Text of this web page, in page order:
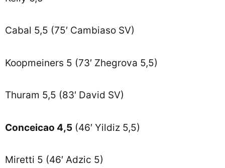
Cabal 5,5 (75′ Cambiaso SV)
Koopmeiners 5 (73′ Zhegrova 5,5)
Thuram 5,5 (83′ David SV)
Conceicao 4,5 (46′ Yildiz 5,5)
Miretti 5 (46′ Adzic 5)